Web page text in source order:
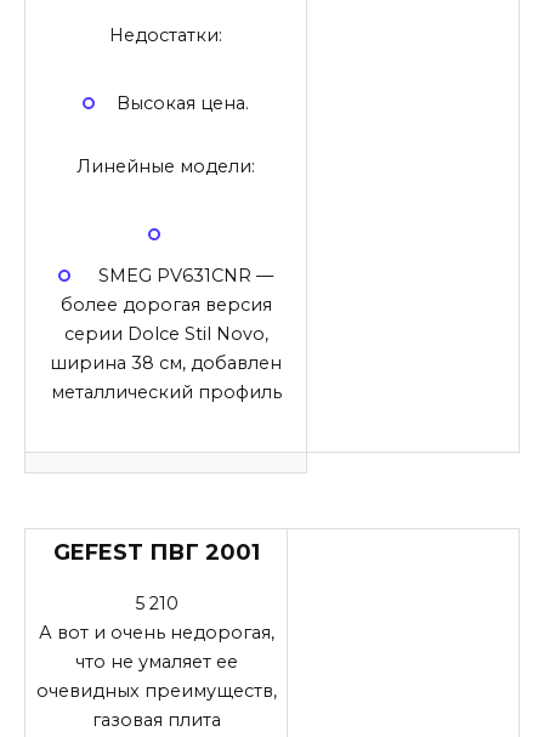
Недостатки:
Высокая цена.
Линейные модели:
SMEG PV631CNR —
более дорогая версия
серии Dolce Stil Novo,
ширина 38 см, добавлен
металлический профиль
GEFEST ПВГ 2001
5 210
А вот и очень недорогая,
что не умаляет ее
очевидных преимуществ,
газовая плита